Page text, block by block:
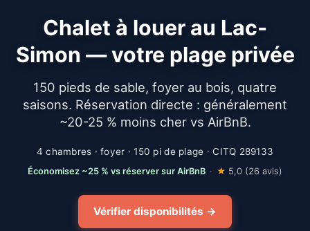
Chalet à louer au Lac-
Simon — votre plage privée
150 pieds de sable, foyer au bois, quatre
saisons. Réservation directe : généralement
~20-25 % moins cher vs AirBnB.
4 chambres · foyer · 150 pi de plage · CITQ 289133
Économisez ~25 % vs réserver sur AirBnB · ★ 5,0 (26 avis)
Vérifier disponibilités →